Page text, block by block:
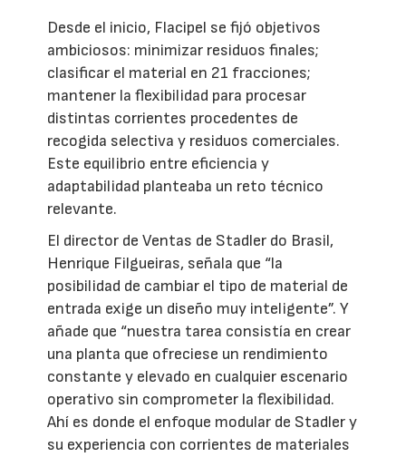
Desde el inicio, Flacipel se fijó objetivos
ambiciosos: minimizar residuos finales;
clasificar el material en 21 fracciones;
mantener la flexibilidad para procesar
distintas corrientes procedentes de
recogida selectiva y residuos comerciales.
Este equilibrio entre eficiencia y
adaptabilidad planteaba un reto técnico
relevante.
El director de Ventas de Stadler do Brasil,
Henrique Filgueiras, señala que “la
posibilidad de cambiar el tipo de material de
entrada exige un diseño muy inteligente”. Y
añade que “nuestra tarea consistía en crear
una planta que ofreciese un rendimiento
constante y elevado en cualquier escenario
operativo sin comprometer la flexibilidad.
Ahí es donde el enfoque modular de Stadler y
su experiencia con corrientes de materiales